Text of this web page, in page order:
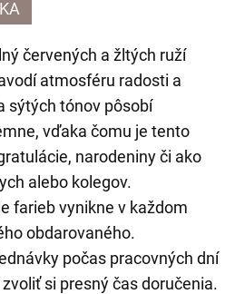
červených a žltých ruží
atmosféru radosti a
sýtých tónov pôsobí
vďaka čomu je tento
narodeniny či ako
alebo kolegov.
farieb vynikne v každom
obdarovaného.
počas pracovných dní
si presný čas doručenia.